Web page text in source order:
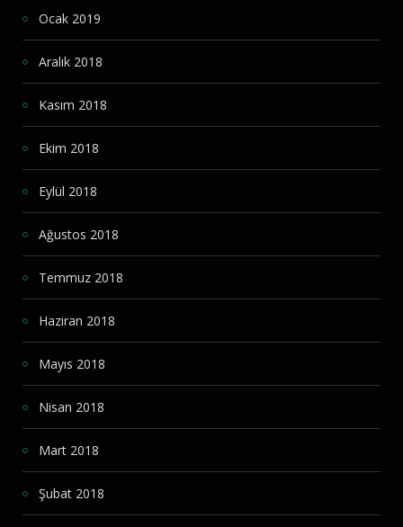
Ocak 2019
Aralık 2018
Kasım 2018
Ekim 2018
Eylül 2018
Ağustos 2018
Temmuz 2018
Haziran 2018
Mayıs 2018
Nisan 2018
Mart 2018
Şubat 2018